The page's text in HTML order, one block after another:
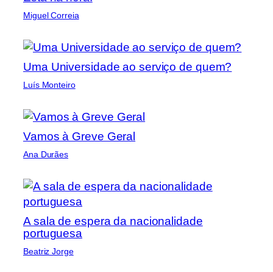
Miguel Correia
Uma Universidade ao serviço de quem?
Luís Monteiro
Vamos à Greve Geral
Ana Durães
A sala de espera da nacionalidade
portuguesa
Beatriz Jorge